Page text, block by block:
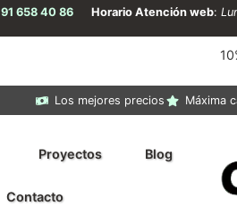
91 658 40 86 Horario Atención web:
Los mejores precios Máxima
Proyectos Blog
Contacto